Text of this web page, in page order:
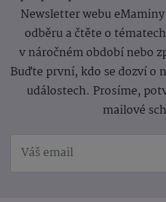
Newsletter webu
odběru a čtěte o
v náročném období nebo
Buďte první, kdo se dozví o
událostech. Prosíme,
mailové